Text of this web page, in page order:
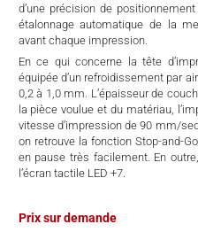
d’une précision de
étalonnage automatique de la
avant chaque impression.
En ce qui concerne la tête
équipée d’un refroidissement par
0,2 à 1,0 mm. L’épaisseur de
la pièce voulue et du matériau,
vitesse d’impression de 90 mm/
on retrouve la fonction Stop-and-
en pause très facilement. En
l’écran tactile LED +7.
Prix sur demande